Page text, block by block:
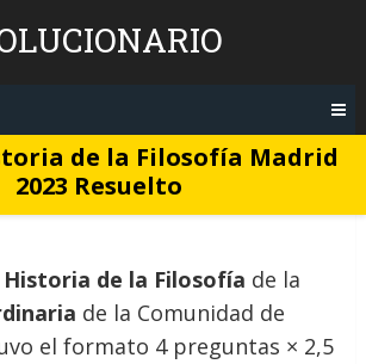
de la Filosofía Madrid
2023 Resuelto
Historia de la Filosofía de la
de la Comunidad de
el formato 4 preguntas × 2,5